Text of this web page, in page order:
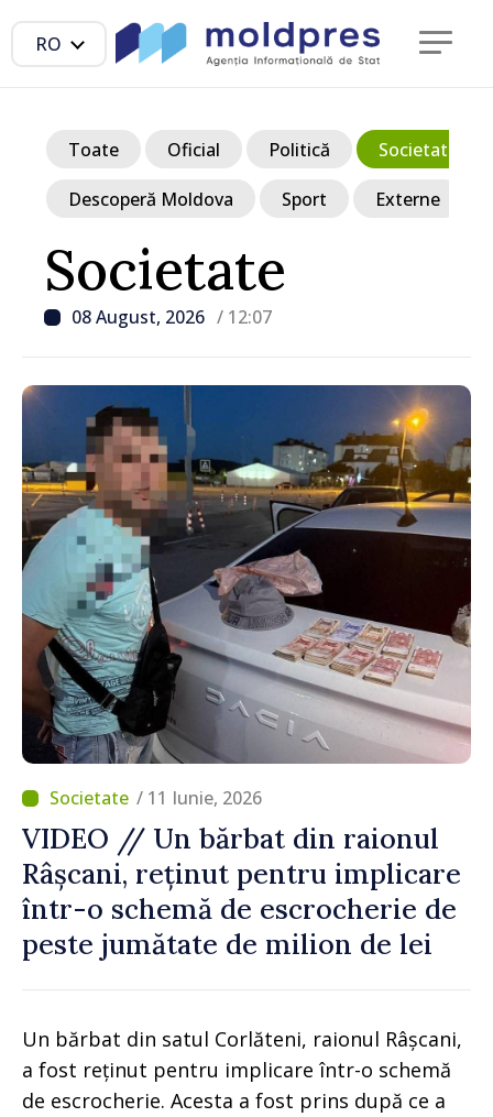
RO
Societate
08 August, 2026 / 12:07
Toate Oficial Politică Societate
Descoperă Moldova Sport Externe
/ 11 Iunie, 2026
VIDEO // Un bărbat din raionul
Râșcani, reținut pentru implicare
într-o schemă de escrocherie de
peste jumătate de milion de lei
Un bărbat din satul Corlăteni, raionul Râșcani,
a fost reținut pentru implicare într-o schemă
de escrocherie. Acesta a fost prins după ce a